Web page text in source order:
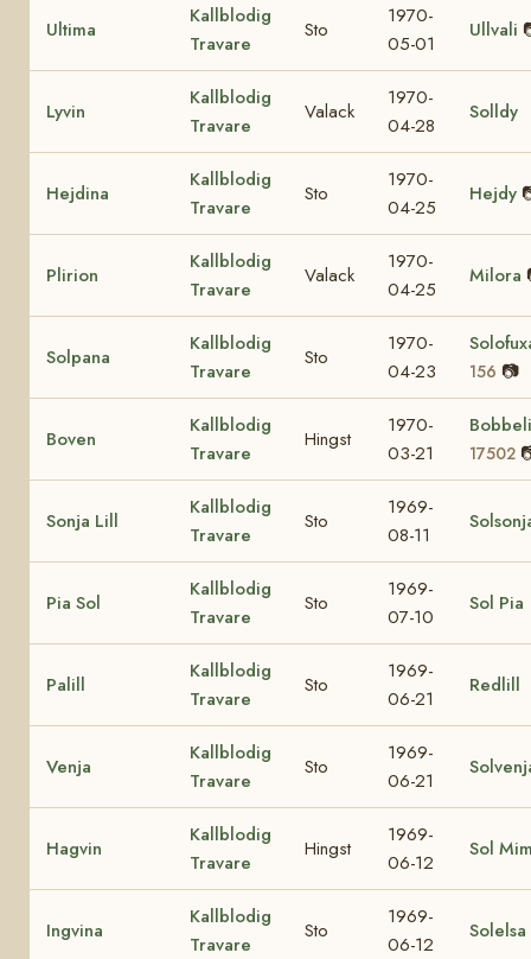
Ultima
Kallblodig
Travare
Sto
1970-
05-01
Ullvali
Lyvin
Kallblodig
Travare
Valack
1970-
04-28
Solldy
Hejdina
Kallblodig
Travare
Sto
1970-
04-25
Hejdy
Plirion
Kallblodig
Travare
Valack
1970-
04-25
Milora
Solpana
Kallblodig
Travare
Sto
1970-
04-23
156 📷
Boven
Kallblodig
Travare
Hingst
1970-
03-21
17502
Sonja Lill
Kallblodig
Travare
Sto
1969-
08-11
Pia Sol
Kallblodig
Travare
Sto
1969-
07-10
Sol Pia
Palill
Kallblodig
Travare
Sto
1969-
06-21
Redlill
Venja
Kallblodig
Travare
Sto
1969-
06-21
Hagvin
Kallblodig
Travare
Hingst
1969-
06-12
Sol
Ingvina
Kallblodig
Travare
Sto
1969-
06-12
Solelsa